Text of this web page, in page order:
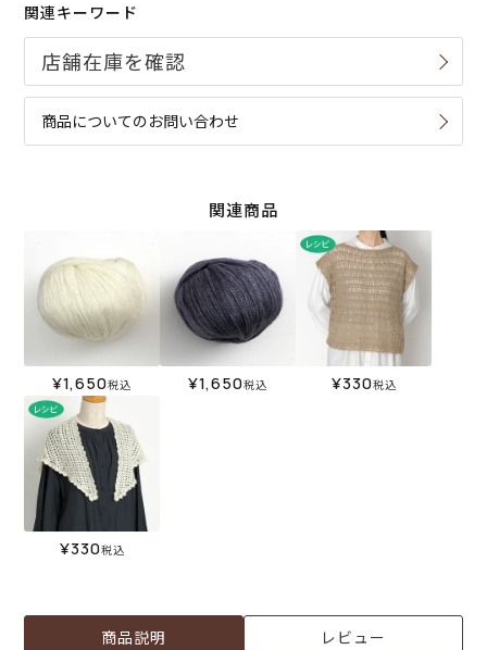
関連キーワード
商品についてのお問い合わせ
関連商品
¥1,650税込 ¥1,650税込 ¥330税込
¥330税込
商品説明 レビュー